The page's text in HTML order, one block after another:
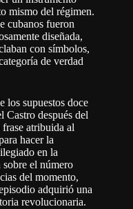
mismo del régimen.
cubanos fueron
diseñada,
con símbolos,
de verdad
los supuestos doce
Castro después del
atribuida al
hacer la
en la
el número
del momento,
adquirió una
revolucionaria.